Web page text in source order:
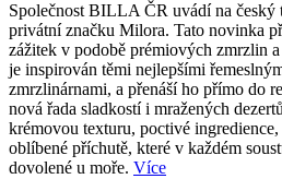
Společnost BILLA ČR uvádí na
privátní značku Milora. Tato novinka
zážitek v podobě prémiových zmrzlin
je inspirován těmi nejlepšími
zmrzlinárnami, a přenáší ho přímo do
nová řada sladkostí i mražených
krémovou texturu, poctivé ingredience,
oblíbené příchutě, které v každém
dovolené u moře. Více